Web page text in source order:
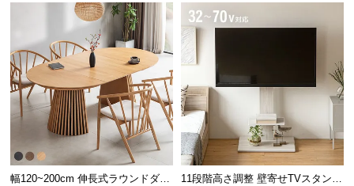
て
ポ
破れに強い高密度ポリエチレン製
シェードは破れや裂けに強い高密度ポリエチレン
製。頑丈で汚れに強くお手入れも簡単です。
幅120~200cm 伸長式ラウンドダイ
11段階高さ調整 壁寄せTVスタンド